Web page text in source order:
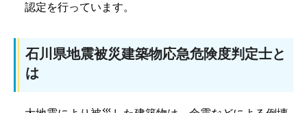
認定を行っています。
石川県地震被災建築物応急危険度判定士と
は